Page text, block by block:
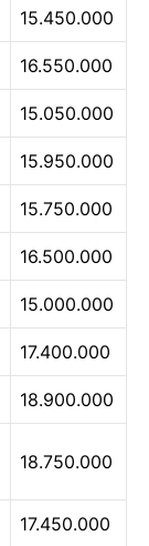
15.450.000
16.550.000
15.050.000
15.950.000
15.750.000
16.500.000
15.000.000
17.400.000
18.900.000
18.750.000
17.450.000